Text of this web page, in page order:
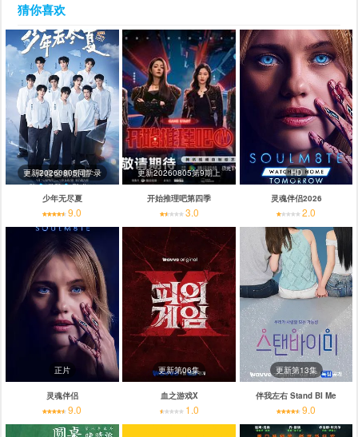
猜你喜欢
更新20260805同学录
少年无尽夏
9.0
更新20260805第9期上
开始推理吧第四季
3.0
HD
灵魂伴侣2026
2.0
正片
灵魂伴侣
9.0
更新第06集
血之游戏X
1.0
更新第13集
伴我左右 Stand BI Me
9.0